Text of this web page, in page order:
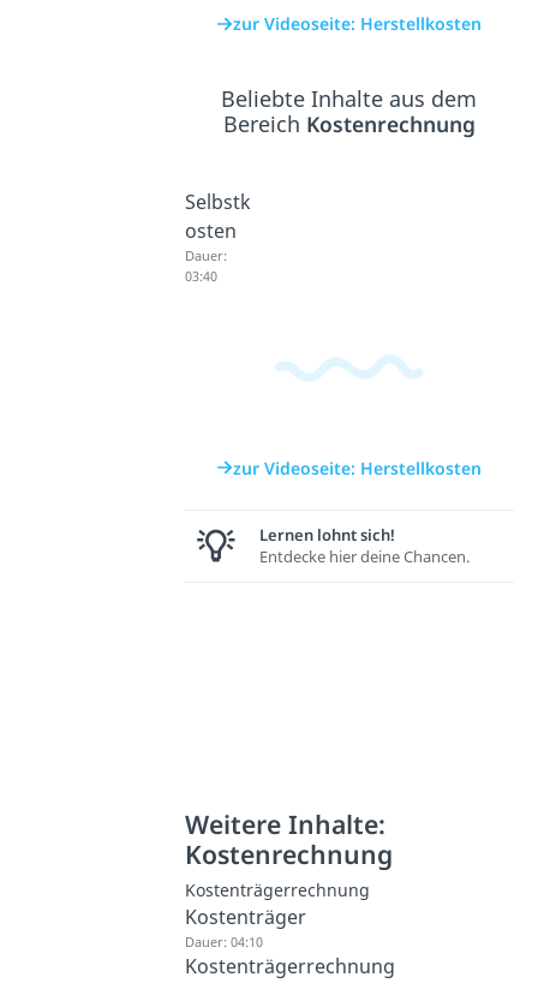
zur Videoseite: Herstellkosten
Beliebte Inhalte aus dem
Bereich Kostenrechnung
Selbstk
osten
Dauer:
03:40
zur Videoseite: Herstellkosten
Lernen lohnt sich!
Entdecke hier deine Chancen.
Weitere Inhalte:
Kostenrechnung
Kostenträgerrechnung
Kostenträger
Dauer: 04:10
Kostenträgerrechnung